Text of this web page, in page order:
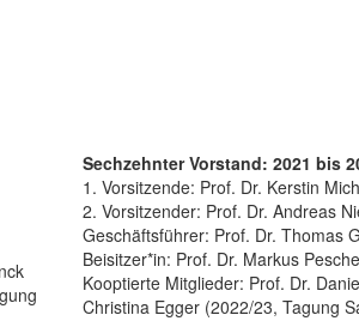
Sechzehnter Vorstand: 2021 bis
1. Vorsitzende: Prof. Dr. Kerstin
2. Vorsitzender: Prof. Dr. Andreas
Geschäftsführer: Prof. Dr. Thomas
Beisitzer*in: Prof. Dr. Markus
Kooptierte Mitglieder: Prof. Dr.
Christina Egger (2022/23, Tagung